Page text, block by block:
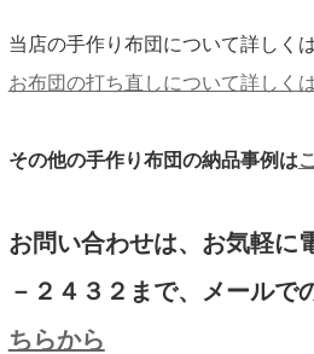
当店の手作り布団について詳しくは
お布団の打ち直しについて詳しく
その他の手作り布団の納品事例は
お問い合わせは、お気軽に
－２４３２まで、メールで
ちらから